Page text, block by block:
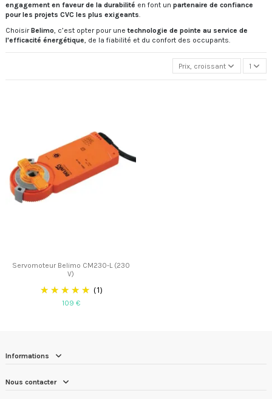
engagement en faveur de la durabilité en font un partenaire de confiance
pour les projets CVC les plus exigeants.
ChoisirBelimo , c’est opter pour unetechnologie de pointe au service de
l'efficacité énergétique , de la fiabilité et du confort des occupants.
Prix, croissant 1
Servomoteur Belimo CM230-L (230
V)
(1)
109 €
Informations
Nous contacter